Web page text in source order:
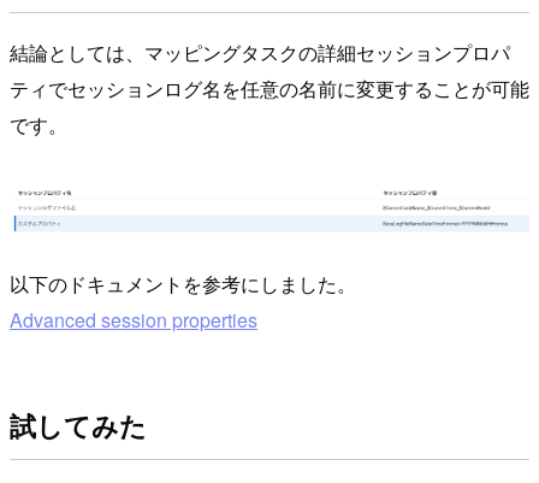
結論としては、マッピングタスクの詳細セッションプロパ
ティでセッションログ名を任意の名前に変更することが可能
です。
以下のドキュメントを参考にしました。
Advanced session properties
試してみた